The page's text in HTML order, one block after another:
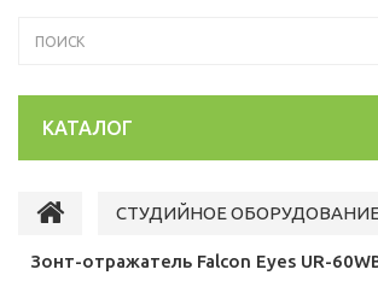
КАТАЛОГ
СТУДИЙНОЕ ОБОРУДОВАНИЕ
Зонт-отражатель Falcon Eyes UR-